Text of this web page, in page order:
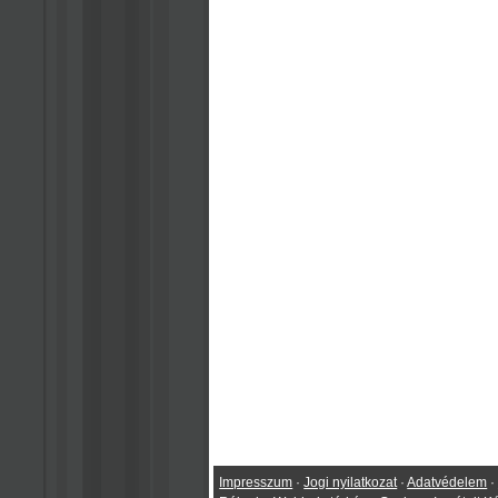
Impresszum ·Jogi nyilatkozat ·Adatvédelem ·